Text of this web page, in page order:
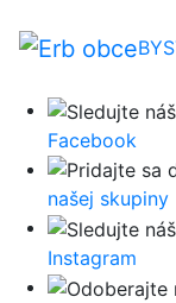
Facebook
našej skupiny
Instagram